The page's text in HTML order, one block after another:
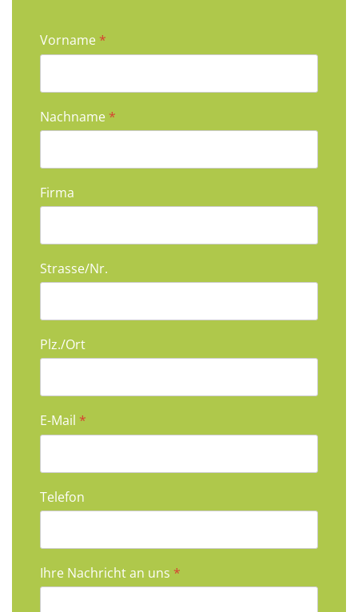
Vorname *
Nachname *
Firma
Strasse/Nr.
Plz./Ort
E-Mail *
Telefon
Ihre Nachricht an uns *